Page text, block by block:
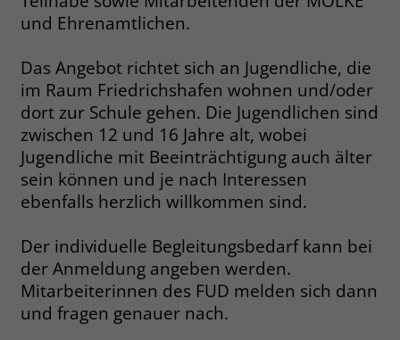
und Ehrenamtlichen.
Das Angebot richtet sich an Jugendliche, die
im Raum Friedrichshafen wohnen und/oder
dort zur Schule gehen. Die Jugendlichen sind
zwischen 12 und 16 Jahre alt, wobei
Jugendliche mit Beeinträchtigung auch älter
sein können und je nach Interessen
ebenfalls herzlich willkommen sind.
Der individuelle Begleitungsbedarf kann bei
der Anmeldung angeben werden.
Mitarbeiterinnen des FUD melden sich dann
und fragen genauer nach.
Bestellungen oder Kontaktanfragen der
Name _gcl_dc
Anbieter Google Ads
Laufzeit 90 Tage
Zweck
Dieses Cookie wird gesetzt, wenn ein
Werbeanzeige auf die Website gelangt.
Es enthält Informationen darüber,
welche Werbeanzeige geklickt wurde,
sodass erzielte Erfolge wie z.B.